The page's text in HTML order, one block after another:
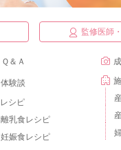
監修医師
Ｑ＆Ａ
体験談
レシピ
離乳食レシピ
妊娠食レシピ